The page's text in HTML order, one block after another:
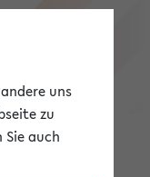
uns
zu
auch